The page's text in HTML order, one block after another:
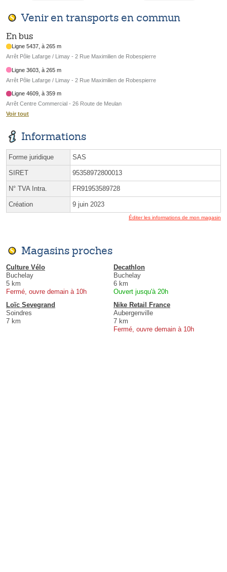
Venir en transports en commun
En bus
Ligne 5437, à 265 m
Arrêt Pôle Lafarge / Limay - 2 Rue Maximilien de Robespierre
Ligne 3603, à 265 m
Arrêt Pôle Lafarge / Limay - 2 Rue Maximilien de Robespierre
Ligne 4609, à 359 m
Arrêt Centre Commercial - 26 Route de Meulan
Voir tout
Informations
Forme juridique SAS
SIRET 95358972800013
N° TVA Intra. FR91953589728
Création 9 juin 2023
Éditer les informations de mon magasin
Magasins proches
Culture Vélo
Buchelay
5 km
Fermé, ouvre demain à 10h
Decathlon
Buchelay
6 km
Ouvert jusqu'à 20h
Loïc Sevegrand
Soindres
7 km
Nike Retail France
Aubergenville
7 km
Fermé, ouvre demain à 10h